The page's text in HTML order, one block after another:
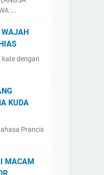
:…
WAJAH
kate dengan
KUDA
Prancis
MACAM